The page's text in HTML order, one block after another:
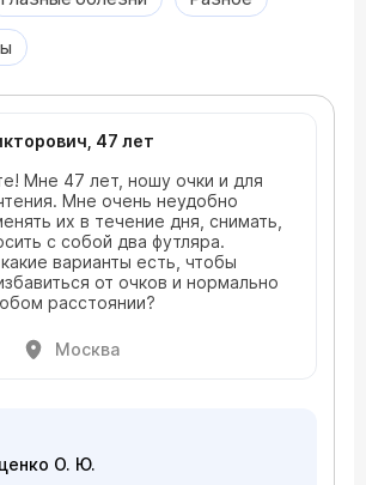
47 лет
Мне 47 лет, ношу очки и для
Мне очень неудобно
их в течение дня, снимать,
с собой два футляра.
варианты есть, чтобы
от очков и нормально
расстоянии?
Москва
О. Ю.